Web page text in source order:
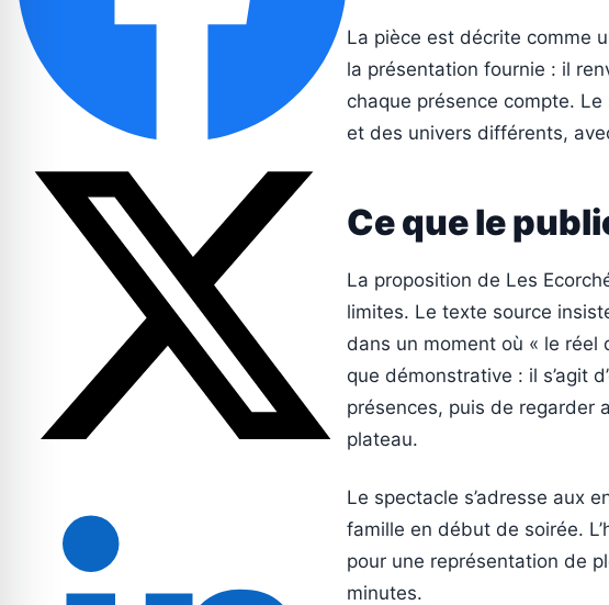
La pièce est décrite comme
la présentation fournie : il
chaque présence compte.
et des univers différents,
Ce que le
La proposition de Les
limites. Le texte source
dans un moment où « le réel
que démonstrative : il s’agit
présences, puis de regarder
plateau.
Le spectacle s’adresse aux
famille en début de soirée.
pour une représentation de
minutes.